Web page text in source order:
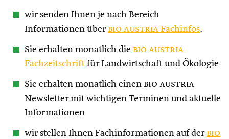
wir senden Ihnen je nach Bereich
Informationen über bio austria Fachinfos.
Sie erhalten monatlich die bio austria
Fachzeitschrift für Landwirtschaft und Ökologie
Sie erhalten monatlich einen bio austria
Newsletter mit wichtigen Terminen und aktuelle
Informationen
wir stellen Ihnen Fachinformationen auf der bio